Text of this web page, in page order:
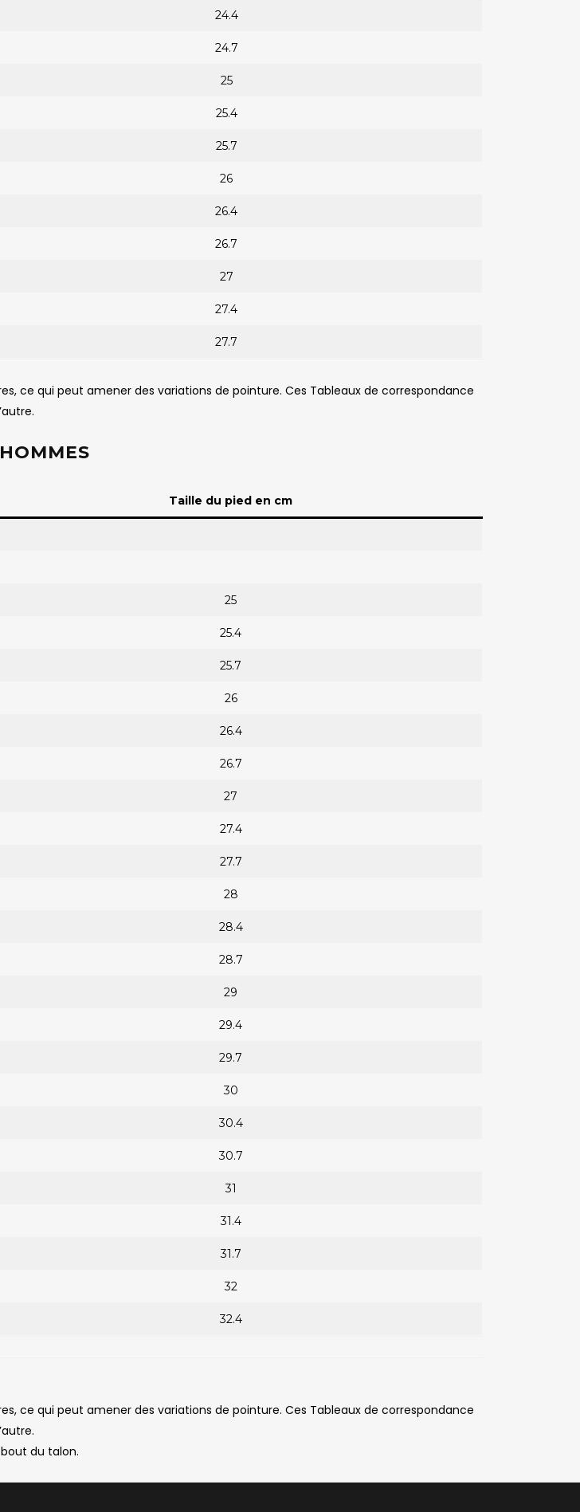
24.4
24.7
25
25.4
25.7
26
26.4
26.7
27
27.4
27.7
ce qui peut amener des variations de pointure. Ces Tableaux de correspondance
HOMMES
Taille du pied en cm
25
25.4
25.7
26
26.4
26.7
27
27.4
27.7
28
28.4
28.7
29
29.4
29.7
30
30.4
30.7
31
31.4
31.7
32
32.4
ce qui peut amener des variations de pointure. Ces Tableaux de correspondance
du talon.